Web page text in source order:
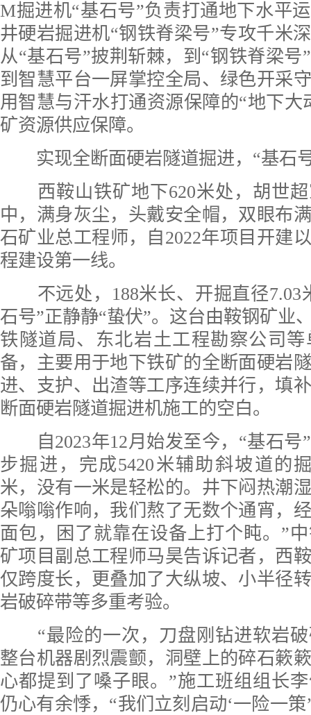
M掘进机“基石号”负责打通地下水平
井硬岩掘进机“钢铁脊梁号”专攻千米
从“基石号”披荆斩棘，到“钢铁脊梁号
到智慧平台一屏掌控全局、绿色开采
用智慧与汗水打通资源保障的“地下大
矿资源供应保障。
实现全断面硬岩隧道掘进，“基石号
西鞍山铁矿地下620米处，胡世超
中，满身灰尘，头戴安全帽，双眼布
石矿业总工程师，自2022年项目开建
程建设第一线。
不远处，188米长、开掘直径7.03
石号”正静静“蛰伏”。这台由鞍钢矿业
铁隧道局、东北岩土工程勘察公司
备，主要用于地下铁矿的全断面硬岩
进、支护、出渣等工序连续并行，填
断面硬岩隧道掘进机施工的空白。
自2023年12月始发至今，“基石号
步掘进，完成5420米辅助斜坡道的
米，没有一米是轻松的。井下闷热潮
朵嗡嗡作响，我们熬了无数个通宵，
面包，困了就靠在设备上打个盹。”
矿项目副总工程师马昊告诉记者，西
仅跨度长，更叠加了大纵坡、小半径
岩破碎带等多重考验。
“最险的一次，刀盘刚钻进软岩破
整台机器剧烈震颤，洞壁上的碎石簌
心都提到了嗓子眼。”施工班组组长
仍心有余悸，“我们立刻启动‘一险一